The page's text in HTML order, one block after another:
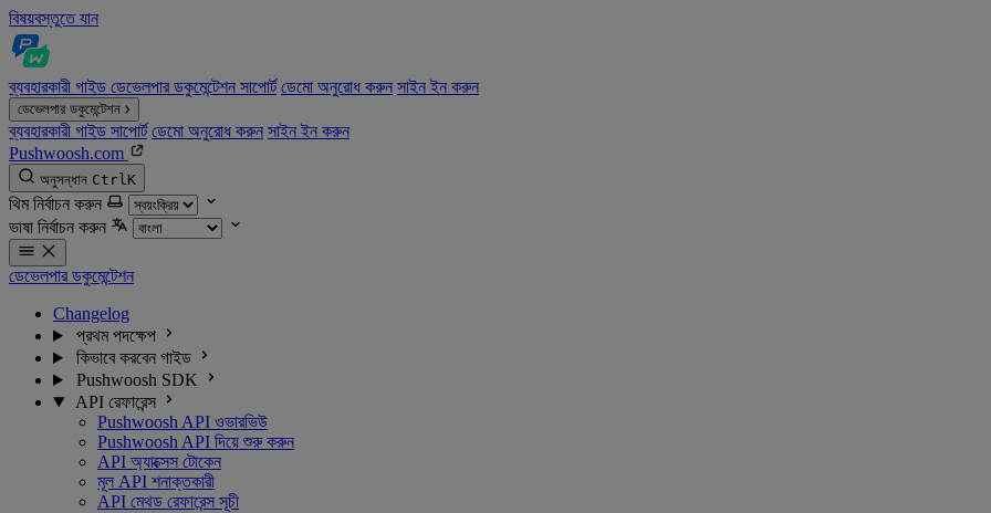
বিষয়বস্তুতে যান
ব্যবহারকারী গাইড ডেভেলপার ডকুমেন্টেশন সাপোর্ট ডেমো অনুরোধ করুন সাইন ইন করুন
ডেভেলপার ডকুমেন্টেশন
ব্যবহারকারী গাইড সাপোর্ট ডেমো অনুরোধ করুন সাইন ইন করুন
Pushwoosh.com
অনুসন্ধান CtrlK
থিম নির্বাচন করুন
ভাষা নির্বাচন করুন
ডেভেলপার ডকুমেন্টেশন
Changelog
প্রথম পদক্ষেপ
কিভাবে করবেন গাইড
Pushwoosh SDK
API রেফারেন্স
Pushwoosh API ওভারভিউ
Pushwoosh API দিয়ে শুরু করুন
API অ্যাক্সেস টোকেন
মূল API শনাক্তকারী
API মেথড রেফারেন্স সূচী